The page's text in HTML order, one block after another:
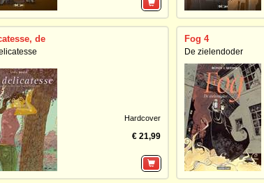
de
Hardcover
€ 21,99
Fog 4
De zielendoder